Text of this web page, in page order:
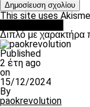
This site uses
Διπλό με χαρακτήρα
Published
2 έτη ago
on
15/12/2024
By
paokrevolution